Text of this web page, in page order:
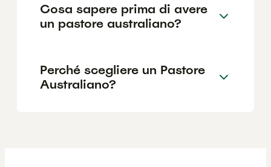
Cosa sapere prima di avere
un pastore australiano?
Perché scegliere un Pastore
Australiano?